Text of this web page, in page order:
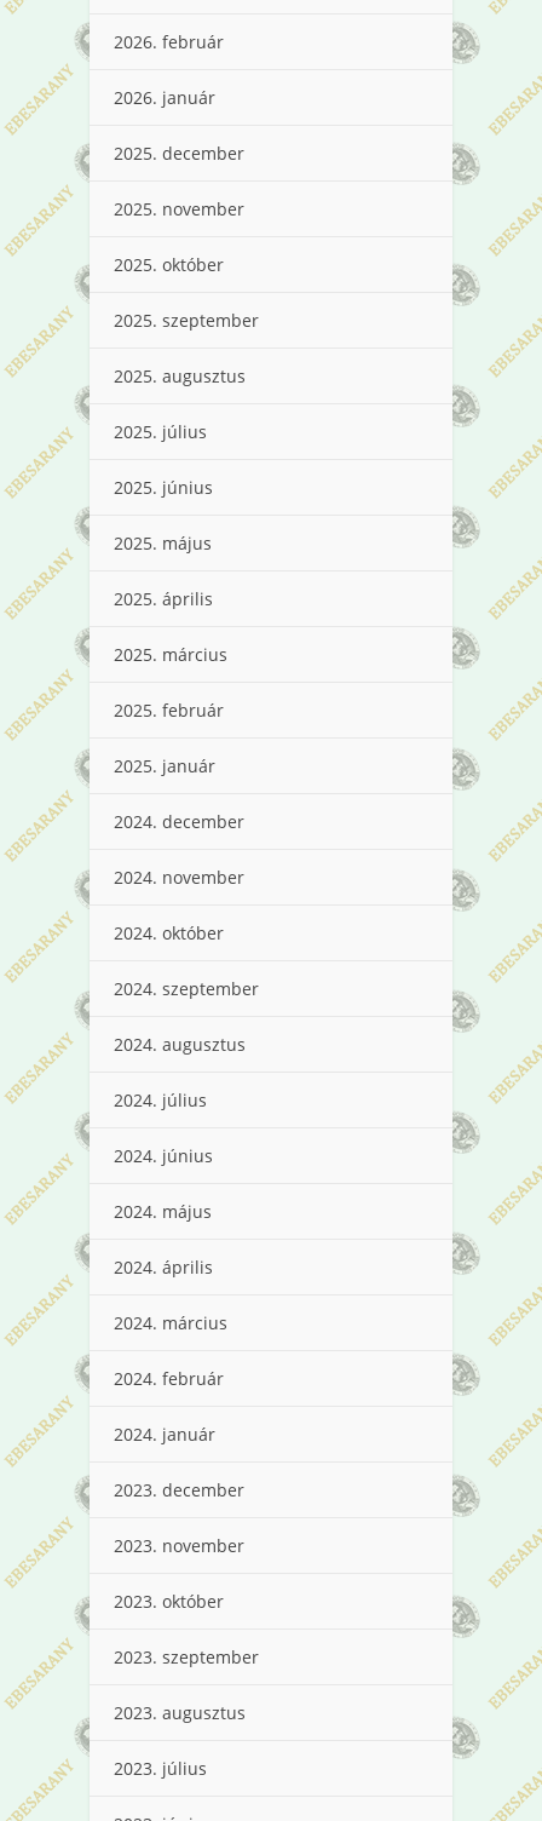
2026. február
2026. január
2025. december
2025. november
2025. október
2025. szeptember
2025. augusztus
2025. július
2025. június
2025. május
2025. április
2025. március
2025. február
2025. január
2024. december
2024. november
2024. október
2024. szeptember
2024. augusztus
2024. július
2024. június
2024. május
2024. április
2024. március
2024. február
2024. január
2023. december
2023. november
2023. október
2023. szeptember
2023. augusztus
2023. július